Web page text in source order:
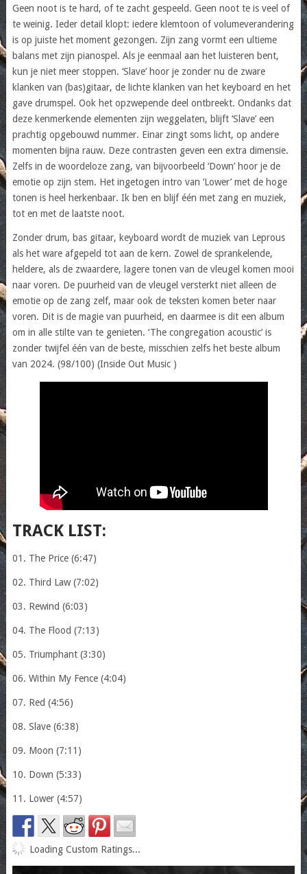
Geen noot is te hard, of te zacht gespeeld. Geen noot te is veel of
te weinig. Ieder detail klopt: iedere klemtoon of volumeverandering
is op juiste het moment gezongen. Zijn zang vormt een ultieme
balans met zijn pianospel. Als je eenmaal aan het luisteren bent,
kun je niet meer stoppen. ‘Slave’ hoor je zonder nu de zware
klanken van (bas)gitaar, de lichte klanken van het keyboard en het
gave drumspel. Ook het opzwepende deel ontbreekt. Ondanks dat
deze kenmerkende elementen zijn weggelaten, blijft ‘Slave’ een
prachtig opgebouwd nummer. Einar zingt soms licht, op andere
momenten bijna rauw. Deze contrasten geven een extra dimensie.
Zelfs in de woordeloze zang, van bijvoorbeeld ‘Down’ hoor je de
emotie op zijn stem. Het ingetogen intro van ‘Lower’ met de hoge
tonen is heel herkenbaar. Ik ben en blijf één met zang en muziek,
tot en met de laatste noot.
Zonder drum, bas gitaar, keyboard wordt de muziek van Leprous
als het ware afgepeld tot aan de kern. Zowel de sprankelende,
heldere, als de zwaardere, lagere tonen van de vleugel komen mooi
naar voren. De puurheid van de vleugel versterkt niet alleen de
emotie op de zang zelf, maar ook de teksten komen beter naar
voren. Dit is de magie van puurheid, en daarmee is dit een album
om in alle stilte van te genieten. ‘The congregation acoustic’ is
zonder twijfel één van de beste, misschien zelfs het beste album
van 2024. (98/100) (Inside Out Music )
TRACK LIST:
01. The Price (6:47)
02. Third Law (7:02)
03. Rewind (6:03)
04. The Flood (7:13)
05. Triumphant (3:30)
06. Within My Fence (4:04)
07. Red (4:56)
08. Slave (6:38)
09. Moon (7:11)
10. Down (5:33)
11. Lower (4:57)
Loading Custom Ratings...